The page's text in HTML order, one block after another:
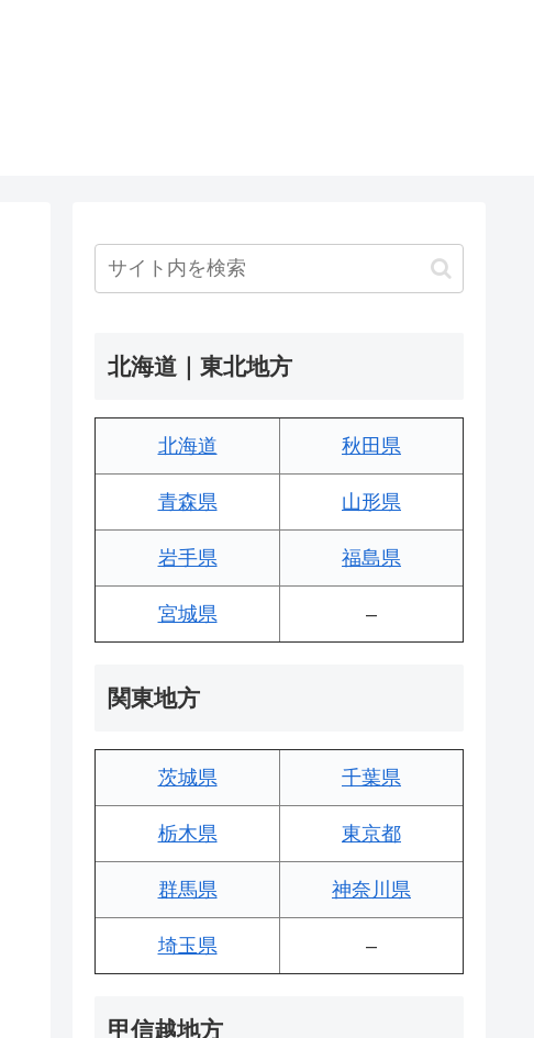
北海道｜東北地方
北海道 秋田県
青森県 山形県
岩手県 福島県
宮城県 –
関東地方
茨城県 千葉県
栃木県 東京都
群馬県 神奈川県
埼玉県 –
甲信越地方